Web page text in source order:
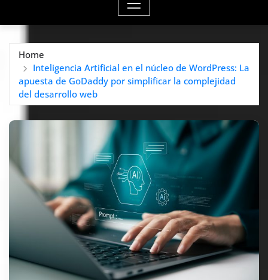
Home
Inteligencia Artificial en el núcleo de WordPress: La
apuesta de GoDaddy por simplificar la complejidad
del desarrollo web